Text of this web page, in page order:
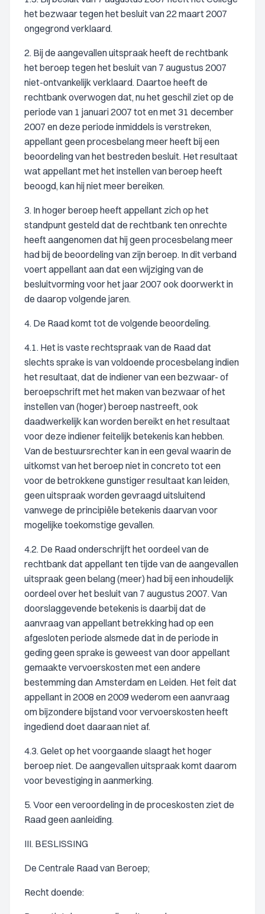
het bezwaar tegen het besluit van 22 maart 2007
ongegrond verklaard.
2. Bij de aangevallen uitspraak heeft de rechtbank
het beroep tegen het besluit van 7 augustus 2007
niet-ontvankelijk verklaard. Daartoe heeft de
rechtbank overwogen dat, nu het geschil ziet op de
periode van 1 januari 2007 tot en met 31 december
2007 en deze periode inmiddels is verstreken,
appellant geen procesbelang meer heeft bij een
beoordeling van het bestreden besluit. Het resultaat
wat appellant met het instellen van beroep heeft
beoogd, kan hij niet meer bereiken.
3. In hoger beroep heeft appellant zich op het
standpunt gesteld dat de rechtbank ten onrechte
heeft aangenomen dat hij geen procesbelang meer
had bij de beoordeling van zijn beroep. In dit verband
voert appellant aan dat een wijziging van de
besluitvorming voor het jaar 2007 ook doorwerkt in
de daarop volgende jaren.
4. De Raad komt tot de volgende beoordeling.
4.1. Het is vaste rechtspraak van de Raad dat
slechts sprake is van voldoende procesbelang indien
het resultaat, dat de indiener van een bezwaar- of
beroepschrift met het maken van bezwaar of het
instellen van (hoger) beroep nastreeft, ook
daadwerkelijk kan worden bereikt en het resultaat
voor deze indiener feitelijk betekenis kan hebben.
Van de bestuursrechter kan in een geval waarin de
uitkomst van het beroep niet in concreto tot een
voor de betrokkene gunstiger resultaat kan leiden,
geen uitspraak worden gevraagd uitsluitend
vanwege de principiële betekenis daarvan voor
mogelijke toekomstige gevallen.
4.2. De Raad onderschrijft het oordeel van de
rechtbank dat appellant ten tijde van de aangevallen
uitspraak geen belang (meer) had bij een inhoudelijk
oordeel over het besluit van 7 augustus 2007. Van
doorslaggevende betekenis is daarbij dat de
aanvraag van appellant betrekking had op een
afgesloten periode alsmede dat in de periode in
geding geen sprake is geweest van door appellant
gemaakte vervoerskosten met een andere
bestemming dan Amsterdam en Leiden. Het feit dat
appellant in 2008 en 2009 wederom een aanvraag
om bijzondere bijstand voor vervoerskosten heeft
ingediend doet daaraan niet af.
4.3. Gelet op het voorgaande slaagt het hoger
beroep niet. De aangevallen uitspraak komt daarom
voor bevestiging in aanmerking.
5. Voor een veroordeling in de proceskosten ziet de
Raad geen aanleiding.
III. BESLISSING
De Centrale Raad van Beroep;
Recht doende: